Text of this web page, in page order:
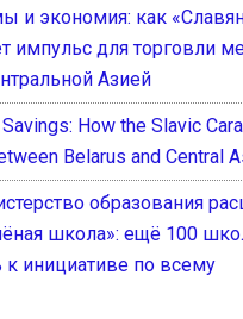
и экономия: как
импульс для торговли
Азией
How the Slavic
Belarus and Central
образования
школа»: ещё 100
к инициативе по всему